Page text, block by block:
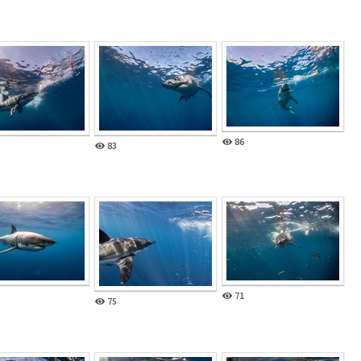
83 86
75 71